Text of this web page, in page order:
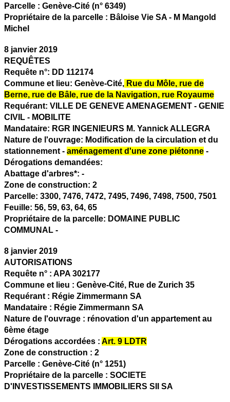
Parcelle : Genève-Cité (n° 6349)
Propriétaire de la parcelle : Bâloise Vie SA - M Mangold
Michel
8 janvier 2019
REQUÊTES
Requête n°: DD 112174
Commune et lieu: Genève-Cité, Rue du Môle, rue de
Berne, rue de Bâle, rue de la Navigation, rue Royaume
Requérant: VILLE DE GENEVE AMENAGEMENT - GENIE
CIVIL - MOBILITE
Mandataire: RGR INGENIEURS M. Yannick ALLEGRA
Nature de l'ouvrage: Modification de la circulation et du
stationnement - aménagement d'une zone piétonne -
Dérogations demandées:
Abattage d'arbres*: -
Zone de construction: 2
Parcelle: 3300, 7476, 7472, 7495, 7496, 7498, 7500, 7501
Feuille: 56, 59, 63, 64, 65
Propriétaire de la parcelle: DOMAINE PUBLIC
COMMUNAL -
8 janvier 2019
AUTORISATIONS
Requête n° : APA 302177
Commune et lieu : Genève-Cité, Rue de Zurich 35
Requérant : Régie Zimmermann SA
Mandataire : Régie Zimmermann SA
Nature de l'ouvrage : rénovation d'un appartement au
6ème étage
Dérogations accordées : Art. 9 LDTR
Zone de construction : 2
Parcelle : Genève-Cité (n° 1251)
Propriétaire de la parcelle : SOCIETE
D'INVESTISSEMENTS IMMOBILIERS SII SA